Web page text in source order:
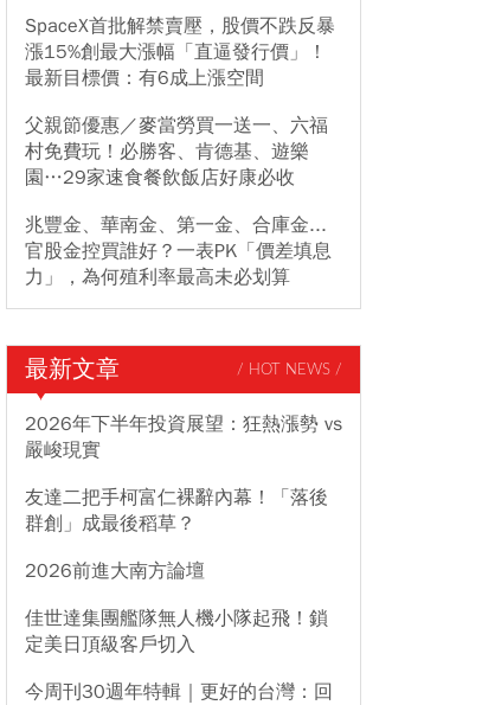
SpaceX首批解禁賣壓，股價不跌反暴
漲15%創最大漲幅「直逼發行價」！
最新目標價：有6成上漲空間
父親節優惠／麥當勞買一送一、六福
村免費玩！必勝客、肯德基、遊樂
園…29家速食餐飲飯店好康必收
兆豐金、華南金、第一金、合庫金...
官股金控買誰好？一表PK「價差填息
力」，為何殖利率最高未必划算
最新文章 / HOT NEWS /
2026年下半年投資展望：狂熱漲勢 vs
嚴峻現實
友達二把手柯富仁裸辭內幕！「落後
群創」成最後稻草？
2026前進大南方論壇
佳世達集團艦隊無人機小隊起飛！鎖
定美日頂級客戶切入
今周刊30週年特輯｜更好的台灣：回